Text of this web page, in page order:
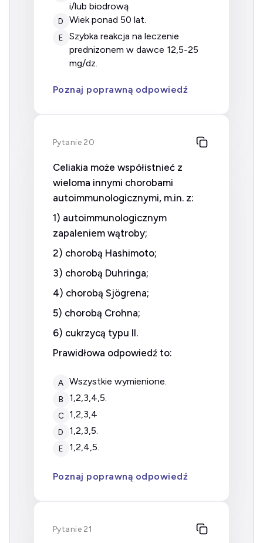
i/lub biodrową
D wiek ponad 50 lat.
E
szybka reakcja na leczenie
prednizonem w dawce 12,5-25
mg/dz.
Poznaj poprawną odpowiedź
Pytanie 20
Celiakia może współistnieć z
wieloma innymi chorobami
autoimmunologicznymi, m.in. z:
1) autoimmunologicznym
zapaleniem wątroby;
2) chorobą Hashimoto;
3) chorobą Duhringa;
4) chorobą Sjögrena;
5) chorobą Crohna;
6) cukrzycą typu II.
Prawidłowa odpowiedź to:
A wszystkie wymienione.
B 1,2,3,4,5.
C 1,2,3,4
D 1,2,3,5.
E 1,2,4,5.
Poznaj poprawną odpowiedź
Pytanie 21